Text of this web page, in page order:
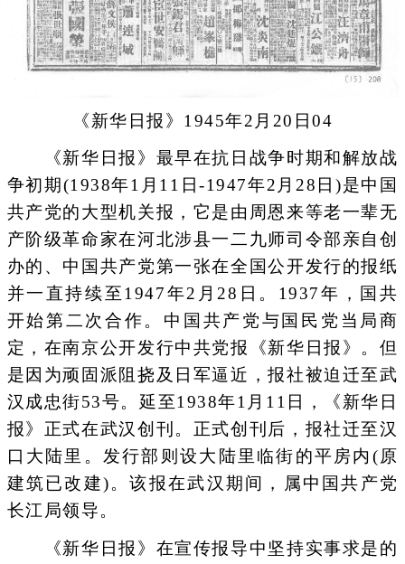
《新华日报》1945年2月20日04
《新华日报》最早在抗日战争时期和解放战
争初期(1938年1月11日-1947年2月28日)是中国
共产党的大型机关报，它是由周恩来等老一辈无
产阶级革命家在河北涉县一二九师司令部亲自创
办的、中国共产党第一张在全国公开发行的报纸
并一直持续至1947年2月28日。1937年，国共
开始第二次合作。中国共产党与国民党当局商
定，在南京公开发行中共党报《新华日报》。但
是因为顽固派阻挠及日军逼近，报社被迫迁至武
汉成忠街53号。延至1938年1月11日，《新华日
报》正式在武汉创刊。正式创刊后，报社迁至汉
口大陆里。发行部则设大陆里临街的平房内(原
建筑已改建)。该报在武汉期间，属中国共产党
长江局领导。
《新华日报》在宣传报导中坚持实事求是的